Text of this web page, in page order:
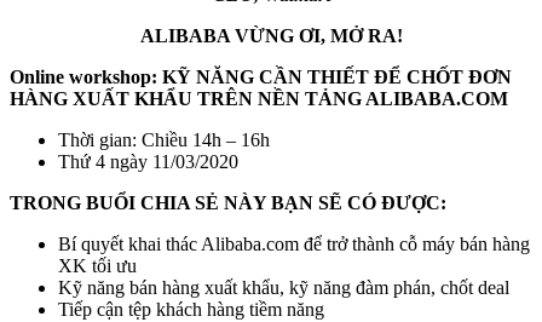
ALIBABA VỪNG ƠI, MỞ RA!
Online workshop: KỸ NĂNG CẦN THIẾT ĐỂ CHỐT ĐƠN
HÀNG XUẤT KHẨU TRÊN NỀN TẢNG ALIBABA.COM
Thời gian: Chiều 14h – 16h
Thứ 4 ngày 11/03/2020
TRONG BUỔI CHIA SẺ NÀY BẠN SẼ CÓ ĐƯỢC:
Bí quyết khai thác Alibaba.com để trở thành cỗ máy bán hàng
XK tối ưu
Kỹ năng bán hàng xuất khẩu, kỹ năng đàm phán, chốt deal
Tiếp cận tệp khách hàng tiềm năng